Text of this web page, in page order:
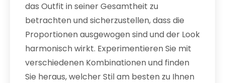
das Outfit in seiner Gesamtheit zu
betrachten und sicherzustellen, dass die
Proportionen ausgewogen sind und der Look
harmonisch wirkt. Experimentieren Sie mit
verschiedenen Kombinationen und finden
Sie heraus, welcher Stil am besten zu Ihnen